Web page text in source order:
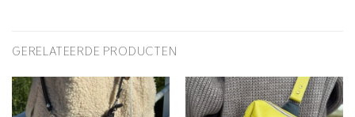
GERELATEERDE PRODUCTEN